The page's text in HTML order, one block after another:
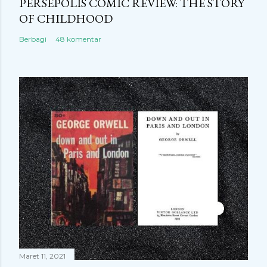
OF CHILDHOOD
Berbagi 48 komentar
Maret 11, 2021